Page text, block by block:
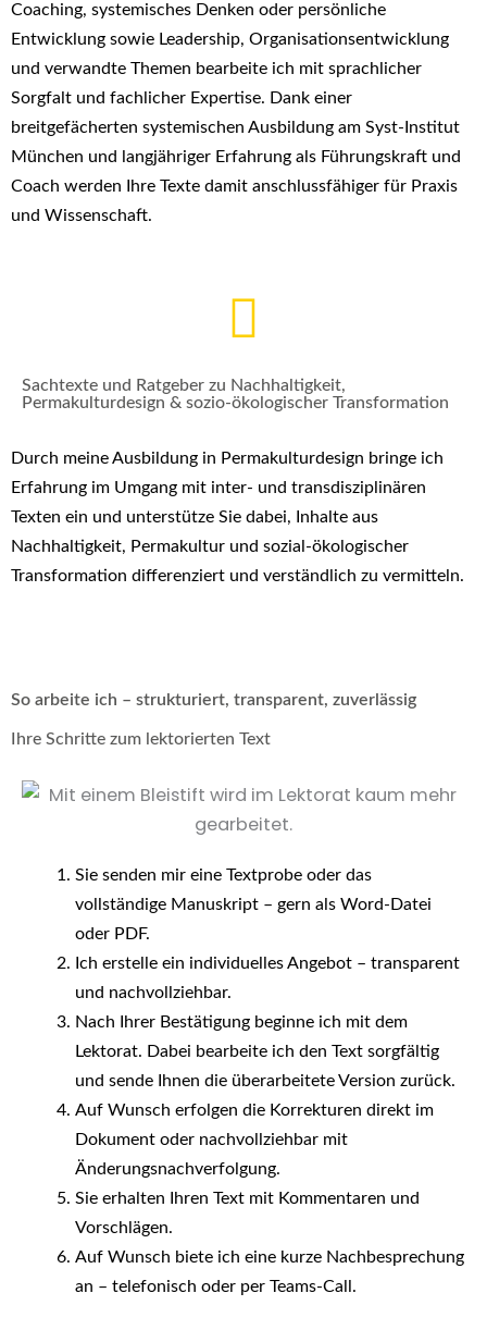
Coaching, systemisches Denken oder persönliche
Entwicklung sowie Leadership, Organisationsentwicklung
und verwandte Themen bearbeite ich mit sprachlicher
Sorgfalt und fachlicher Expertise. Dank einer
breitgefächerten systemischen Ausbildung am Syst-Institut
München und langjähriger Erfahrung als Führungskraft und
Coach werden Ihre Texte damit anschlussfähiger für Praxis
und Wissenschaft.
Sachtexte und Ratgeber zu Nachhaltigkeit,
Permakulturdesign & sozio-ökologischer Transformation
Durch meine Ausbildung in Permakulturdesign bringe ich
Erfahrung im Umgang mit inter- und transdisziplinären
Texten ein und unterstütze Sie dabei, Inhalte aus
Nachhaltigkeit, Permakultur und sozial-ökologischer
Transformation differenziert und verständlich zu vermitteln.
So arbeite ich – strukturiert, transparent, zuverlässig
Ihre Schritte zum lektorierten Text
Sie senden mir eine Textprobe oder das
vollständige Manuskript – gern als Word-Datei
oder PDF.
Ich erstelle ein individuelles Angebot – transparent
und nachvollziehbar.
Nach Ihrer Bestätigung beginne ich mit dem
Lektorat. Dabei bearbeite ich den Text sorgfältig
und sende Ihnen die überarbeitete Version zurück.
Auf Wunsch erfolgen die Korrekturen direkt im
Dokument oder nachvollziehbar mit
Änderungsnachverfolgung.
Sie erhalten Ihren Text mit Kommentaren und
Vorschlägen.
Auf Wunsch biete ich eine kurze Nachbesprechung
an – telefonisch oder per Teams-Call.